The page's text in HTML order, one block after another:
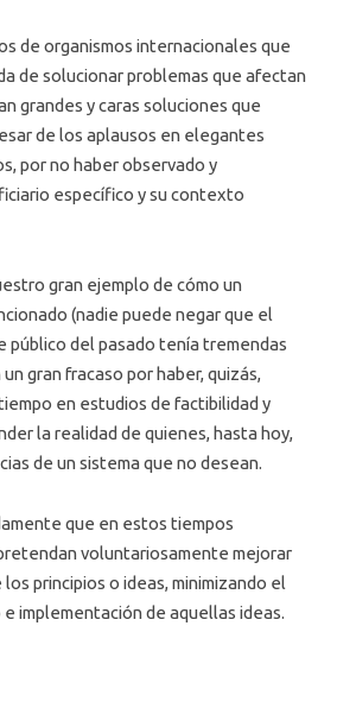
de organismos internacionales que
de solucionar problemas que afectan
grandes y caras soluciones que
de los aplausos en elegantes
por no haber observado y
específico y su contexto
gran ejemplo de cómo un
(nadie puede negar que el
público del pasado tenía tremendas
gran fracaso por haber, quizás,
en estudios de factibilidad y
la realidad de quienes, hasta hoy,
de un sistema que no desean.
que en estos tiempos
voluntariosamente mejorar
principios o ideas, minimizando el
implementación de aquellas ideas.